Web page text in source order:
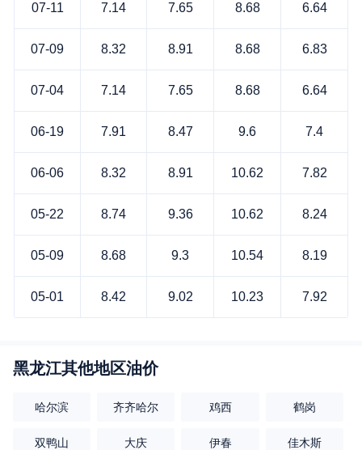
07-11 7.14 7.65 8.68 6.64
07-09 8.32 8.91 8.68 6.83
07-04 7.14 7.65 8.68 6.64
06-19 7.91 8.47 9.6 7.4
06-06 8.32 8.91 10.62 7.82
05-22 8.74 9.36 10.62 8.24
05-09 8.68 9.3 10.54 8.19
05-01 8.42 9.02 10.23 7.92
黑龙江其他地区油价
哈尔滨 齐齐哈尔 鸡西 鹤岗
双鸭山 大庆 伊春 佳木斯